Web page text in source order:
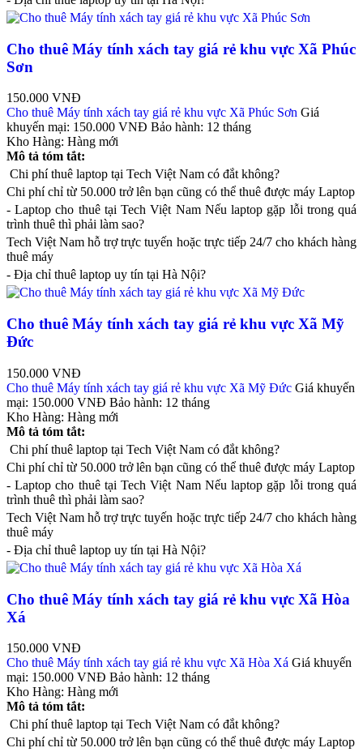
Cho thuê Máy tính xách tay giá rẻ khu vực Xã Phúc
Sơn
150.000 VNĐ
Cho thuê Máy tính xách tay giá rẻ khu vực Xã Phúc Sơn Giá
khuyến mại: 150.000 VNĐ Bảo hành: 12 tháng
Kho Hàng: Hàng mới
Mô tả tóm tắt:
Chi phí thuê laptop tại Tech Việt Nam có đắt không?
Chi phí chỉ từ 50.000 trở lên bạn cũng có thể thuê được máy Laptop
- Laptop cho thuê tại Tech Việt Nam Nếu laptop gặp lỗi trong quá
trình thuê thì phải làm sao?
Tech Việt Nam hỗ trợ trực tuyến hoặc trực tiếp 24/7 cho khách hàng
thuê máy
- Địa chỉ thuê laptop uy tín tại Hà Nội?
Cho thuê Máy tính xách tay giá rẻ khu vực Xã Mỹ
Đức
150.000 VNĐ
Cho thuê Máy tính xách tay giá rẻ khu vực Xã Mỹ Đức Giá khuyến
mại: 150.000 VNĐ Bảo hành: 12 tháng
Kho Hàng: Hàng mới
Mô tả tóm tắt:
Chi phí thuê laptop tại Tech Việt Nam có đắt không?
Chi phí chỉ từ 50.000 trở lên bạn cũng có thể thuê được máy Laptop
- Laptop cho thuê tại Tech Việt Nam Nếu laptop gặp lỗi trong quá
trình thuê thì phải làm sao?
Tech Việt Nam hỗ trợ trực tuyến hoặc trực tiếp 24/7 cho khách hàng
thuê máy
- Địa chỉ thuê laptop uy tín tại Hà Nội?
Cho thuê Máy tính xách tay giá rẻ khu vực Xã Hòa
Xá
150.000 VNĐ
Cho thuê Máy tính xách tay giá rẻ khu vực Xã Hòa Xá Giá khuyến
mại: 150.000 VNĐ Bảo hành: 12 tháng
Kho Hàng: Hàng mới
Mô tả tóm tắt:
Chi phí thuê laptop tại Tech Việt Nam có đắt không?
Chi phí chỉ từ 50.000 trở lên bạn cũng có thể thuê được máy Laptop